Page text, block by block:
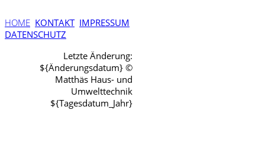
HOME KONTAKT IMPRESSUM
DATENSCHUTZ
Letzte Änderung:
${Änderungsdatum} ©
Matthäs Haus- und
Umwelttechnik
${Tagesdatum_Jahr}